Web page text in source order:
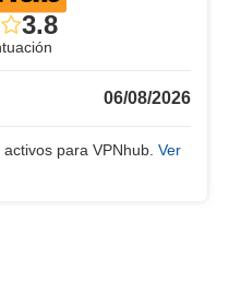
3.8
06/08/2026
para VPNhub. Ver